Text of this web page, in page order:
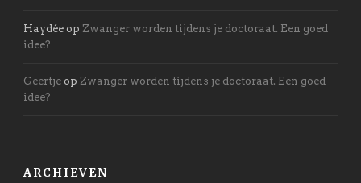
Haydée op Zwanger worden tijdens je doctoraat. Een goed
idee?
Geertje op Zwanger worden tijdens je doctoraat. Een goed
idee?
ARCHIEVEN